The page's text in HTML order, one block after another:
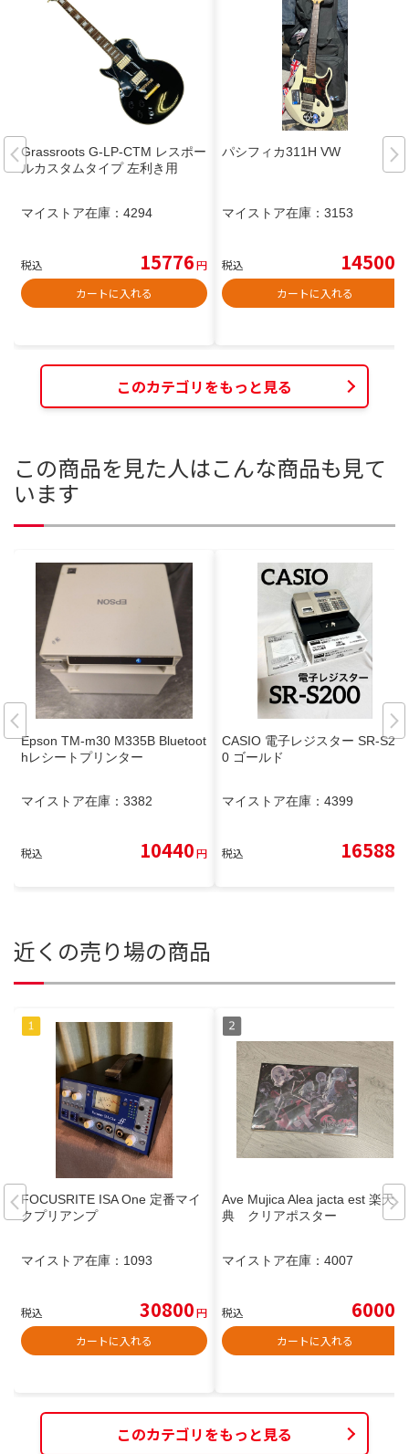
Grassroots G-LP-CTM レスポー
ルカスタムタイプ 左利き用
マイストア在庫： 4294
税込 15776円
カートに入れる
パシフィカ311H VW
マイストア在庫： 3153
税込 14500
カートに入れる
このカテゴリをもっと見る
この商品を見た人はこんな商品も見て
います
Epson TM-m30 M335B Bluetoot
hレシートプリンター
マイストア在庫： 3382
税込 10440円
CASIO 電子レジスター SR-S20
0 ゴールド
マイストア在庫： 4399
税込 16588
近くの売り場の商品
FOCUSRITE ISA One 定番マイ
クプリアンプ
マイストア在庫： 1093
税込 30800円
カートに入れる
Ave Mujica Alea jacta est 楽天特
典 クリアポスター
マイストア在庫： 4007
税込 6000
カートに入れる
このカテゴリをもっと見る